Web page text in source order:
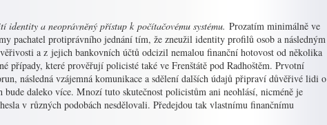
a neoprávněný přístup k počítačovému systému. Prozatím minimálně ve
pachatel protiprávního jednání tím, že zneužil identity profilů osob a následným
a z jejich bankovních účtů odcizil nemalou finanční hotovost od několika
případy, které prověřují policisté také ve Frenštátě pod Radhoštěm. Prvotní
následná vzájemná komunikace a sdělení dalších údajů připraví důvěřivé lidi o
bude daleko více. Mnozí tuto skutečnost policistům ani neohlásí, nicméně je
v různých podobách nesdělovali. Předejdou tak vlastnímu finančnímu